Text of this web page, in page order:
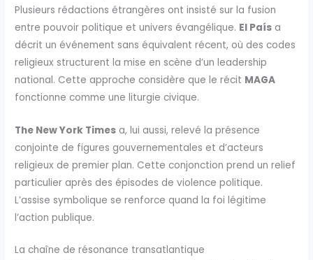
Plusieurs rédactions étrangères ont insisté sur la fusion
entre pouvoir politique et univers évangélique. El País a
décrit un événement sans équivalent récent, où des codes
religieux structurent la mise en scène d’un leadership
national. Cette approche considère que le récit MAGA
fonctionne comme une liturgie civique.
The New York Times a, lui aussi, relevé la présence
conjointe de figures gouvernementales et d’acteurs
religieux de premier plan. Cette conjonction prend un relief
particulier après des épisodes de violence politique.
L’assise symbolique se renforce quand la foi légitime
l’action publique.
La chaîne de résonance transatlantique